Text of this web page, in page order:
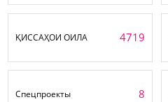
ҚИССАҲОИ ОИЛА 4719
Спецпроекты 8